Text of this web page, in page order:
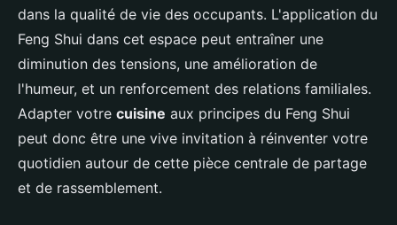
dans la qualité de vie des occupants. L'application du
Feng Shui dans cet espace peut entraîner une
diminution des tensions, une amélioration de
l'humeur, et un renforcement des relations familiales.
Adapter votre cuisine aux principes du Feng Shui
peut donc être une vive invitation à réinventer votre
quotidien autour de cette pièce centrale de partage
et de rassemblement.